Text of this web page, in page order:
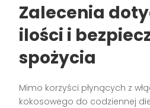
Zalecenia
ilości i
spożycia
Mimo korzyści płynących z
kokosowego do codziennej